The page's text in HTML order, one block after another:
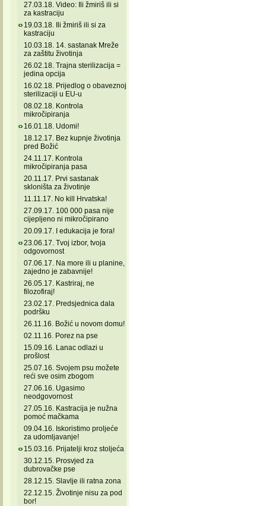
27.03.18. Video: Ili žmiriš ili si
za kastraciju
19.03.18. Ili žmiriš ili si za
kastraciju
10.03.18. 14. sastanak Mreže
za zaštitu životinja
26.02.18. Trajna sterilizacija =
jedina opcija
16.02.18. Prijedlog o obaveznoj
sterilizaciji u EU-u
08.02.18. Kontrola
mikročipiranja
16.01.18. Udomi!
18.12.17. Bez kupnje životinja
pred Božić
24.11.17. Kontrola
mikročipiranja pasa
20.11.17. Prvi sastanak
skloništa za životinje
11.11.17. No kill Hrvatska!
27.09.17. 100 000 pasa nije
cijepljeno ni mikročipirano
20.09.17. I edukacija je fora!
23.06.17. Tvoj izbor, tvoja
odgovornost
07.06.17. Na more ili u planine,
zajedno je zabavnije!
26.05.17. Kastriraj, ne
filozofiraj!
23.02.17. Predsjednica dala
podršku
26.11.16. Božić u novom domu!
02.11.16. Porez na pse
15.09.16. Lanac odlazi u
prošlost
25.07.16. Svojem psu možete
reći sve osim zbogom
27.06.16. Ugasimo
neodgovornost
27.05.16. Kastracija je nužna
pomoć mačkama
09.04.16. Iskoristimo proljeće
za udomljavanje!
15.03.16. Prijatelji kroz stoljeća
30.12.15. Prosvjed za
dubrovačke pse
28.12.15. Slavlje ili ratna zona
22.12.15. Životinje nisu za pod
bor!